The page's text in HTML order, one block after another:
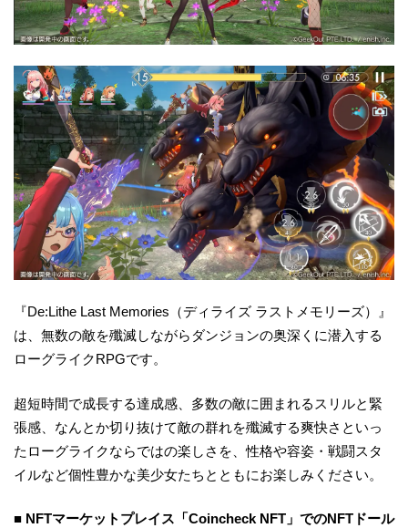
『De:Lithe Last Memories（ディライズ ラストメモリーズ）』
は、無数の敵を殲滅しながらダンジョンの奥深くに潜入する
ローグライクRPGです。
超短時間で成長する達成感、多数の敵に囲まれるスリルと緊
張感、なんとか切り抜けて敵の群れを殲滅する爽快さといっ
たローグライクならではの楽しさを、性格や容姿・戦闘スタ
イルなど個性豊かな美少女たちとともにお楽しみください。
■ NFTマーケットプレイス「Coincheck NFT」でのNFTドール